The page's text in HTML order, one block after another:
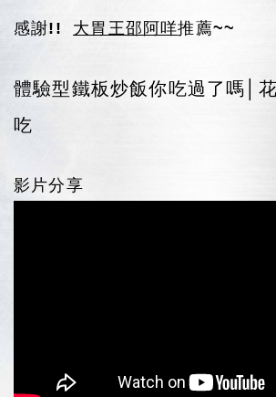
感謝!! 大胃王邵阿咩推薦~~
體驗型鐵板炒飯你吃過了嗎│
吃
影片分享